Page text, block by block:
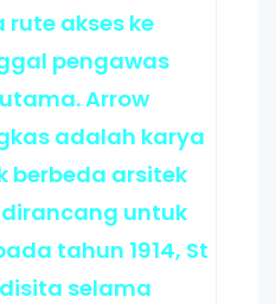
akses ke
pengawas
Arrow
adalah karya
berbeda arsitek
untuk
tahun 1914, St
selama